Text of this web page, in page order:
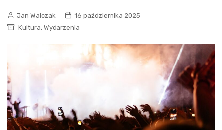
Jan Walczak
16 października 2025
Kultura, Wydarzenia